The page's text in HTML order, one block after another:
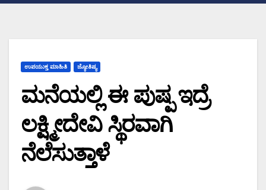
ಉಪಯುಕ್ತ ಮಾಹಿತಿ ಜ್ಯೋತಿಷ್ಯ
ಮನೆಯಲ್ಲಿ ಈ ಪುಷ್ಪ ಇದ್ರೆ
ಲಕ್ಷ್ಮೀದೇವಿ ಸ್ಥಿರವಾಗಿ
ನೆಲೆಸುತ್ತಾಳೆ